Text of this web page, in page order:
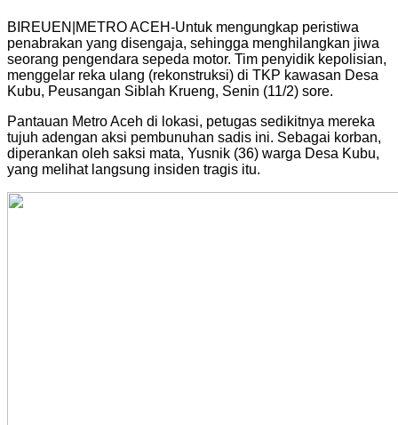
BIREUEN|METRO ACEH-Untuk mengungkap peristiwa
penabrakan yang disengaja, sehingga menghilangkan jiwa
seorang pengendara sepeda motor. Tim penyidik kepolisian,
menggelar reka ulang (rekonstruksi) di TKP kawasan Desa
Kubu, Peusangan Siblah Krueng, Senin (11/2) sore.
Pantauan Metro Aceh di lokasi, petugas sedikitnya mereka
tujuh adengan aksi pembunuhan sadis ini. Sebagai korban,
diperankan oleh saksi mata, Yusnik (36) warga Desa Kubu,
yang melihat langsung insiden tragis itu.